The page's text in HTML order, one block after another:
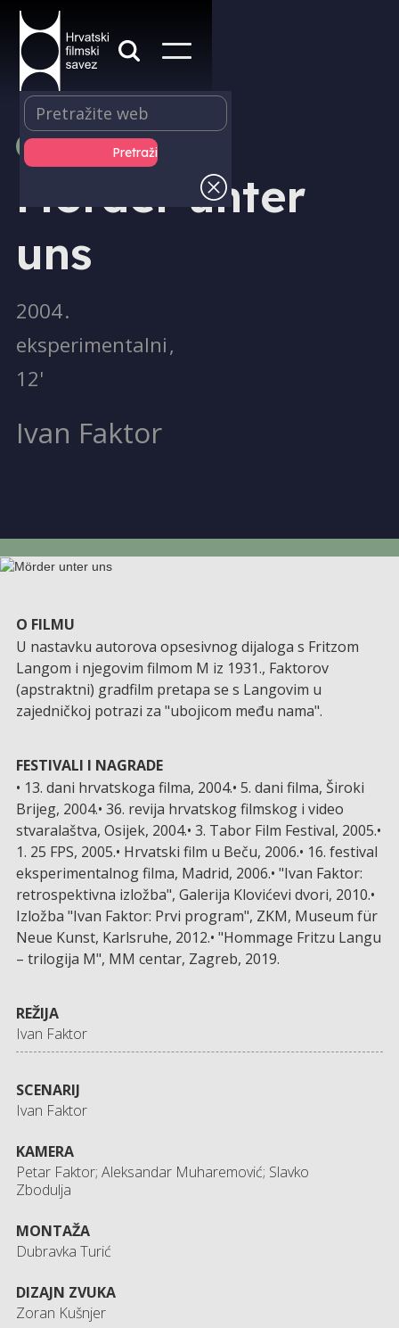
PRODUKCIJA
Mörder unter
uns
2004.
eksperimentalni,
12'
Ivan Faktor
O FILMU
U nastavku autorova opsesivnog dijaloga s Fritzom
Langom i njegovim filmom M iz 1931., Faktorov
(apstraktni) gradfilm pretapa se s Langovim u
zajedničkoj potrazi za "ubojicom među nama".
FESTIVALI I NAGRADE
• 13. dani hrvatskoga filma, 2004.• 5. dani filma, Široki
Brijeg, 2004.• 36. revija hrvatskog filmskog i video
stvaralaštva, Osijek, 2004.• 3. Tabor Film Festival, 2005.•
1. 25 FPS, 2005.• Hrvatski film u Beču, 2006.• 16. festival
eksperimentalnog filma, Madrid, 2006.• "Ivan Faktor:
retrospektivna izložba", Galerija Klovićevi dvori, 2010.•
Izložba "Ivan Faktor: Prvi program", ZKM, Museum für
Neue Kunst, Karlsruhe, 2012.• "Hommage Fritzu Langu
– trilogija M", MM centar, Zagreb, 2019.
REŽIJA
Ivan Faktor
SCENARIJ
Ivan Faktor
KAMERA
Petar Faktor; Aleksandar Muharemović; Slavko
Zbodulja
MONTAŽA
Dubravka Turić
DIZAJN ZVUKA
Zoran Kušnjer